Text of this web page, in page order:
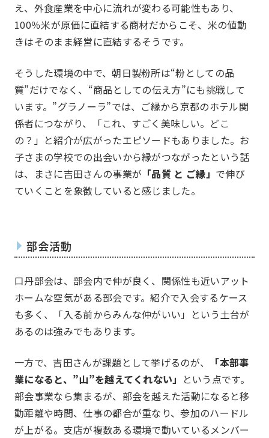
アグリベンチャー
JOC LAB
JOC ビジネススクール
KYO＋
ボ）
同好会 Club
一覧を見る
JJクラブ（ジョギング）
アズーロ（サッカー愛好
会）
テニス同好会
十柱戯（ボウリング）
アウトドア同好会
え、外食産業を中心に流れが変わる可能性もあり、
100％米が原価に直結する商材だからこそ、米の値動
きはそのまま経営に直結するそうです。
そうした環境の中で、朝日製粉所は“粉としての品
質”だけでなく、“商品としての伝え方”にも挑戦して
います。”グラノーラ”では、ご縁から京都のホテル関
係者につながり、「これ、すごく美味しい。どこ
の？」と紹介が広がったエピソードもありました。お
子さまの学校での出会いから縁がつながったという話
は、まさに吉田さんの事業が 「品質 と ご縁」 で伸び
ていくことを象徴していると感じました。
部会活動
口丹部会は、部会内で仲が良く、関係性も近いアット
ホームな空気がある部会です。紹介で入会するケース
も多く、「入る前からみんな仲がいい」という土台が
あるのは強みでもあります。
一方で、吉田さんが課題として挙げるのが、
「本部事
業になると、”山”を越えてくれない」 という点です。
部会事業なら集まるが、部会を越えた活動になると移
動距離や時間、仕事の都合が重なり、参加のハードル
が上がる。支店が複数ある環境で動いているメンバー